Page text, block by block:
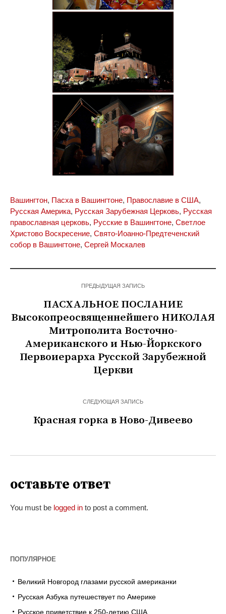
Вашингтон, Пасха в Вашингтоне, Православие в США,
Русская Америка, Русская Зарубежная Церковь, Русская
православная церковь, Русские в Вашингтоне, Светлое
Христово Воскресение, Свято-Иоанно-Предтеченский
собор в Вашингтоне, Сергей Москалев
ПРЕДЫДУЩАЯ ЗАПИСЬ
ПАСХАЛЬНОЕ ПОСЛАНИЕ
Высокопреосвященнейшего НИКОЛАЯ
Митрополита Восточно-
Американского и Нью-Йоркского
Первоиерарха Русской Зарубежной
Церкви
СЛЕДУЮЩАЯ ЗАПИСЬ
Красная горка в Ново-Дивеево
оставьте ответ
You must be logged in to post a comment.
ПОПУЛЯРНОЕ
Великий Новгород глазами русской американки
Русская Азбука путешествует по Америке
Русское приветствие к 250-летию США